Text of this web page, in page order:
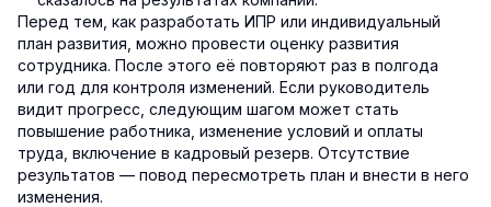
Перед тем, как разработать ИПР или индивидуальный
план развития, можно провести оценку развития
сотрудника. После этого её повторяют раз в полгода
или год для контроля изменений. Если руководитель
видит прогресс, следующим шагом может стать
повышение работника, изменение условий и оплаты
труда, включение в кадровый резерв. Отсутствие
результатов — повод пересмотреть план и внести в него
изменения.